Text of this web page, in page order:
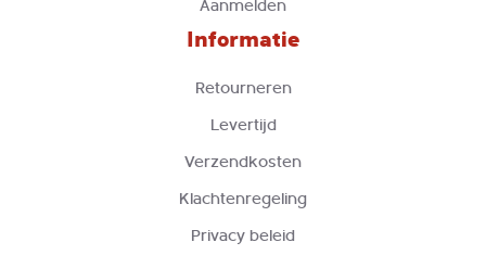
Aanmelden
Informatie
Retourneren
Levertijd
Verzendkosten
Klachtenregeling
Privacy beleid